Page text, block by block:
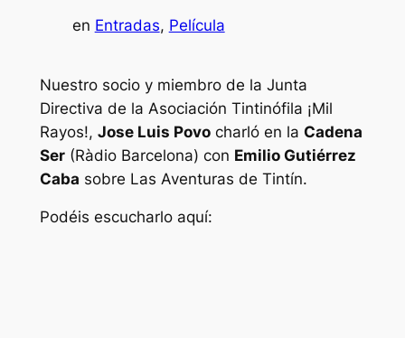
en Entradas, Película
Nuestro socio y miembro de la Junta
Directiva de la Asociación Tintinófila ¡Mil
Rayos!, Jose Luis Povocharló en la Cadena
Ser(Ràdio Barcelona) con Emilio Gutiérrez
Caba sobre Las Aventuras de Tintín.
Podéis escucharlo aquí: